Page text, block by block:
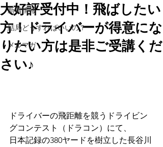
新着情報
結局どうすればいいの？
メルマガ
大好評受付中！飛ばしたい
方！ドライバーが得意にな
りたい方は是非ご受講くだ
さい♪
ドライバーの飛距離を競うドライビン
グコンテスト（ドラコン）にて、
日本記録の380ヤードを樹立した長谷川